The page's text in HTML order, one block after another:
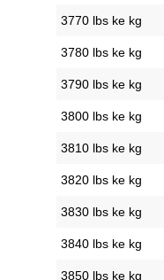
3770 lbs ke kg
3780 lbs ke kg
3790 lbs ke kg
3800 lbs ke kg
3810 lbs ke kg
3820 lbs ke kg
3830 lbs ke kg
3840 lbs ke kg
3850 lbs ke kg